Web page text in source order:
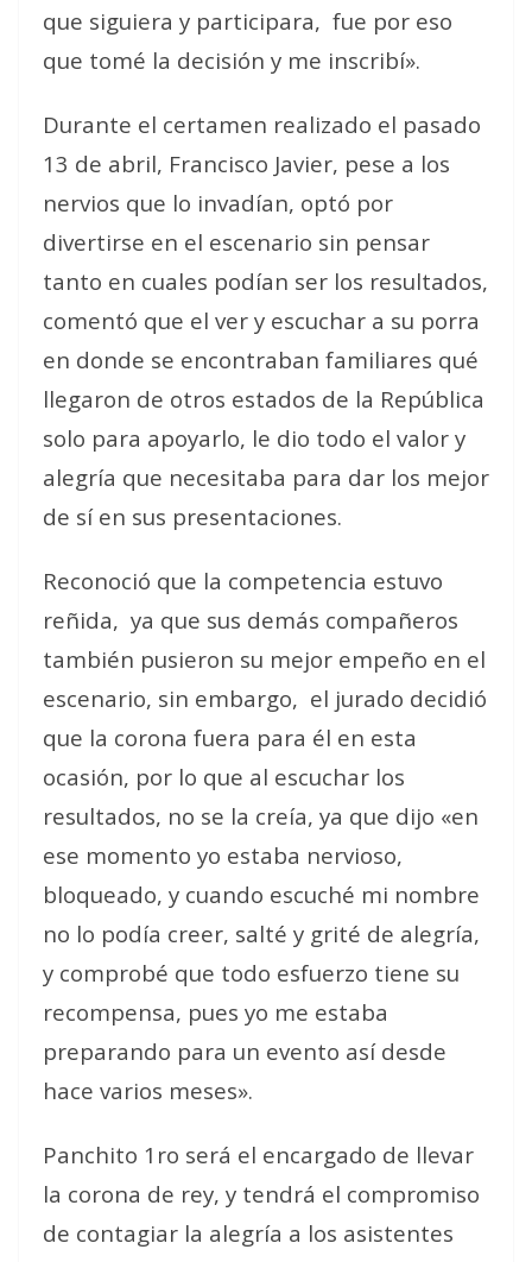
que siguiera y participara, fue por eso
que tomé la decisión y me inscribí».
Durante el certamen realizado el pasado
13 de abril, Francisco Javier, pese a los
nervios que lo invadían, optó por
divertirse en el escenario sin pensar
tanto en cuales podían ser los resultados,
comentó que el ver y escuchar a su porra
en donde se encontraban familiares qué
llegaron de otros estados de la República
solo para apoyarlo, le dio todo el valor y
alegría que necesitaba para dar los mejor
de sí en sus presentaciones.
Reconoció que la competencia estuvo
reñida, ya que sus demás compañeros
también pusieron su mejor empeño en el
escenario, sin embargo, el jurado decidió
que la corona fuera para él en esta
ocasión, por lo que al escuchar los
resultados, no se la creía, ya que dijo «en
ese momento yo estaba nervioso,
bloqueado, y cuando escuché mi nombre
no lo podía creer, salté y grité de alegría,
y comprobé que todo esfuerzo tiene su
recompensa, pues yo me estaba
preparando para un evento así desde
hace varios meses».
Panchito 1ro será el encargado de llevar
la corona de rey, y tendrá el compromiso
de contagiar la alegría a los asistentes